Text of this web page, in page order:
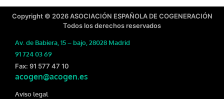
Copyright © 2026 ASOCIACIÓN ESPAÑOLA DE COGENERACIÓN
Todos los derechos reservados
Av. de Babiera, 15 – bajo, 28028 Madrid
91 724 03 69
Fax: 91 577 47 10
acogen@acogen.es
Aviso legal